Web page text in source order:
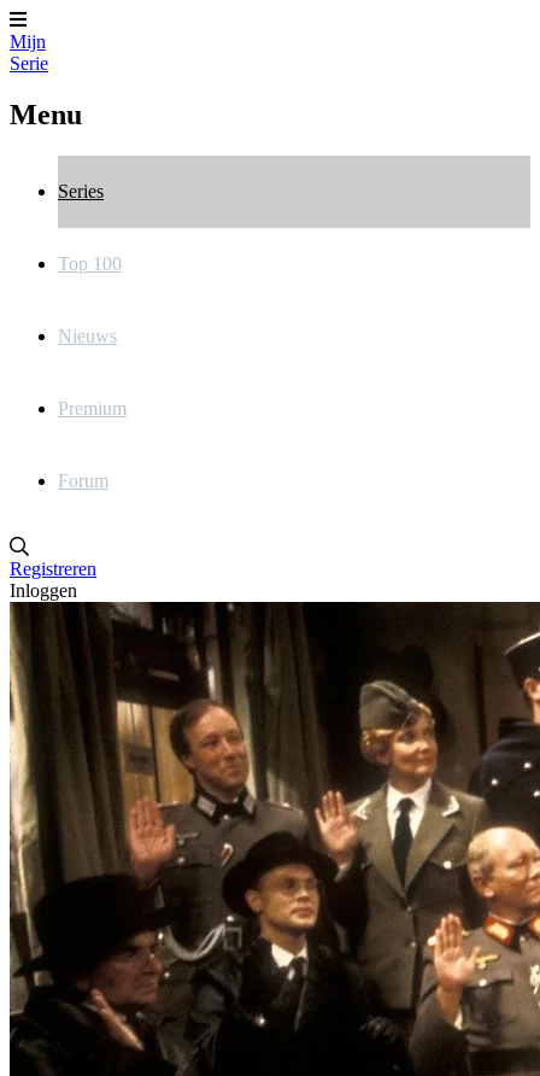
Mijn
Serie
Menu
Series
Top 100
Nieuws
Premium
Forum
Registreren
Inloggen